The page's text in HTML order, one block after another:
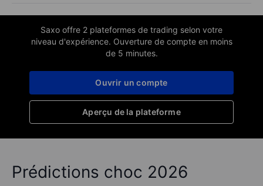
Saxo offre 2 plateformes de trading selon votre
niveau d'expérience. Ouverture de compte en moins
de 5 minutes.
Aperçu de la plateforme
Ouvrir un compte
Prédictions choc 2026